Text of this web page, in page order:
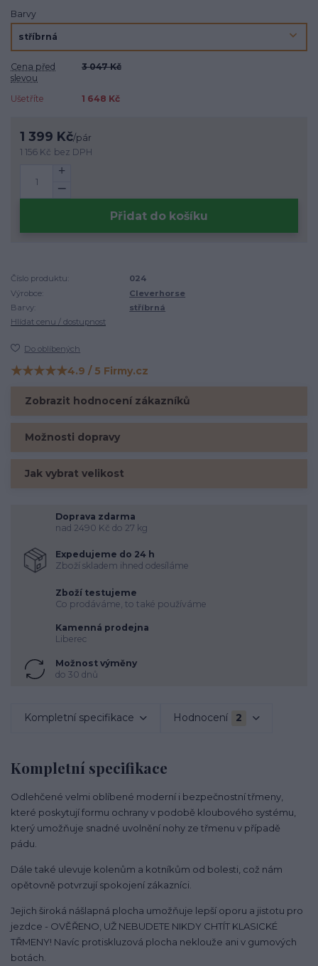
Barvy
Cena před
slevou
3 047 Kč
Ušetříte 1 648 Kč
1 399 Kč/pár
1 156 Kč bez DPH
Přidat do košíku
Číslo produktu:
024
Výrobce:
Cleverhorse
Barvy:
stříbrná
Hlídat cenu / dostupnost
Do oblíbených
Hodnocení na Firmy.cz
★★★★★4.9 / 5 Firmy.cz
Zobrazit hodnocení zákazníků
Možnosti dopravy
Jak vybrat velikost
Doprava zdarma
nad 2490 Kč do 27 kg
Expedujeme do 24 h
Zboží skladem ihned odesíláme
Zboží testujeme
Co prodáváme, to také používáme
Kamenná prodejna
Liberec
Možnost výměny
do 30 dnů
Kompletní specifikace Hodnocení 2
Kompletní specifikace
Odlehčené velmi oblíbené moderní i bezpečnostní třmeny,
které poskytují formu ochrany v podobě kloubového systému,
který umožňuje snadné uvolnění nohy ze třmenu v případě
pádu.
Dále také ulevuje kolenům a kotníkům od bolesti, což nám
opětovně potvrzují spokojení zákazníci.
Jejich široká nášlapná plocha umožňuje lepší oporu a jistotu pro
jezdce - OVĚŘENO, UŽ NEBUDETE NIKDY CHTÍT KLASICKÉ
TŘMENY! Navíc protiskluzová plocha neklouže ani v gumových
botách.